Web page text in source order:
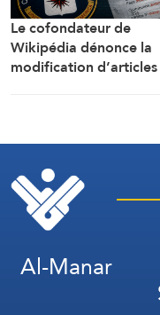
Le cofondateur de
Wikipédia dénonce la
modification
Al-Manar